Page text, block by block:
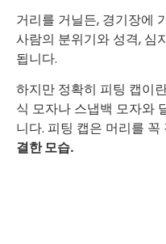
거리를 거닐든, 경기장에
사람의 분위기와 성격, 심
됩니다.
하지만 정확히 피팅 캡이
식 모자나 스냅백 모자와
니다. 피팅 캡은 머리를
결한 모습.